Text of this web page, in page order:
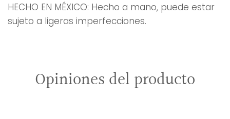
HECHO EN MÉXICO: Hecho a mano, puede estar
sujeto a ligeras imperfecciones.
Opiniones del producto